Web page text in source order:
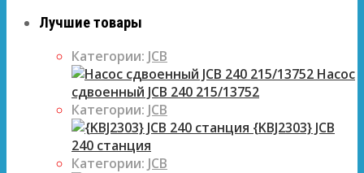
Лучшие товары
Категории: JCB
Насос
сдвоенный JCB 240 215/13752
Категории: JCB
{KBJ2303} JCB
240 станция
Категории: JCB